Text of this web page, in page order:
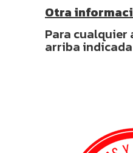
Otra
Para cualquier
arriba indicada